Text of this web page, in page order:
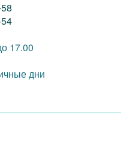
17.00
дни